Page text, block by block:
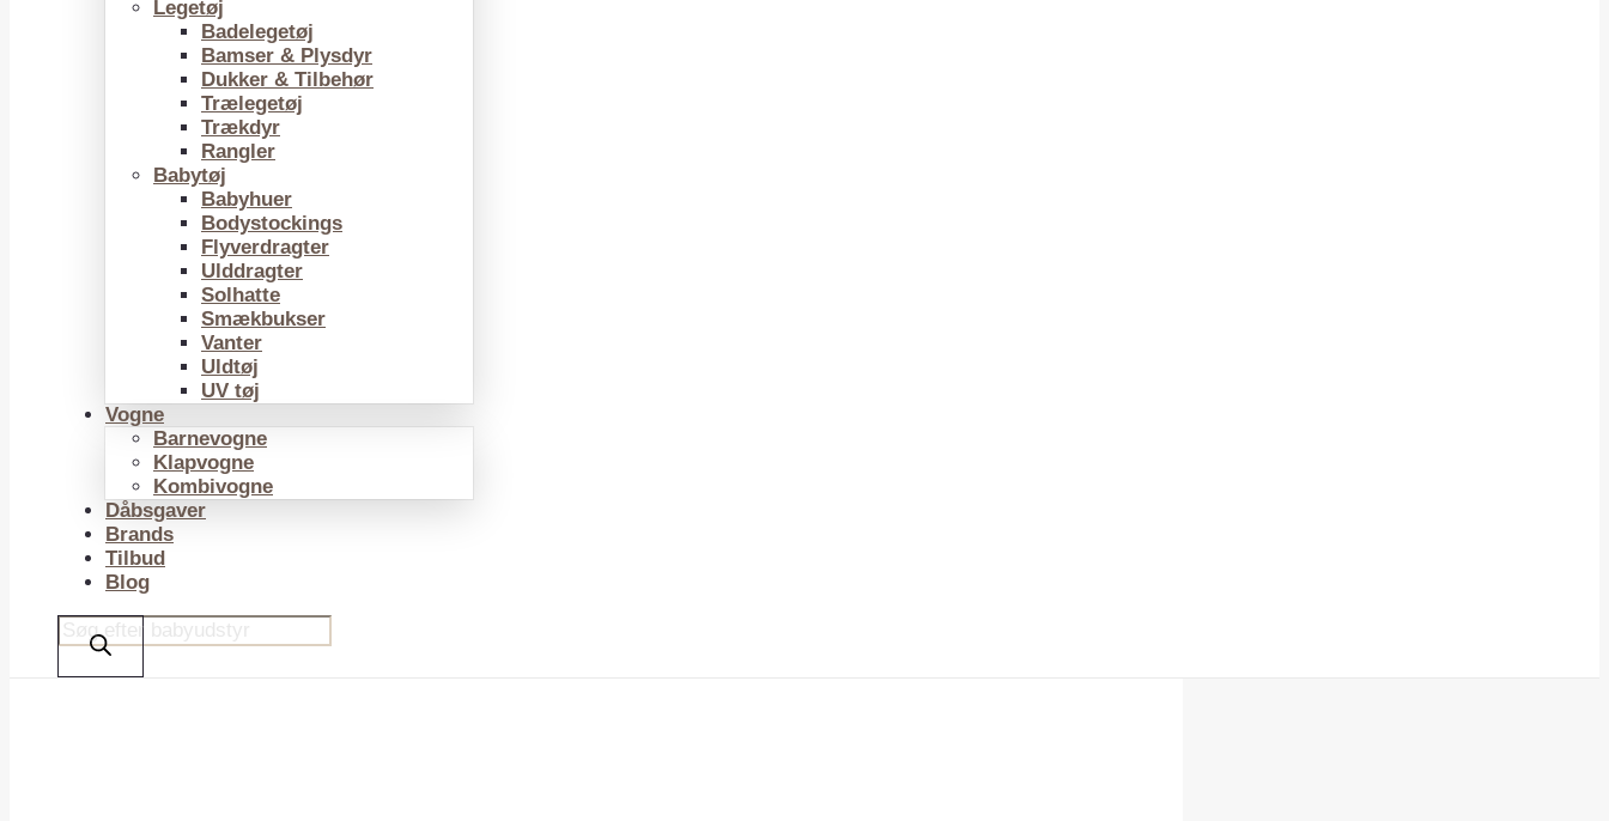
Legetøj
Badelegetøj
Bamser & Plysdyr
Dukker & Tilbehør
Trælegetøj
Trækdyr
Rangler
Babytøj
Babyhuer
Bodystockings
Flyverdragter
Ulddragter
Solhatte
Smækbukser
Vanter
Uldtøj
UV tøj
Vogne
Barnevogne
Klapvogne
Kombivogne
Dåbsgaver
Brands
Tilbud
Blog
Products
search